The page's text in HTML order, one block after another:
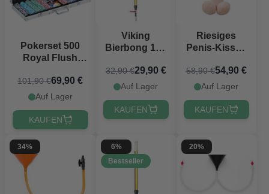
Pokerset 500
Royal Flush
Aluminiumkoffer
Low Stakes
101,90 €69,90 €
Auf Lager
KAUFEN
Viking
Bierbong 100
PartyVikings®
32,90 €29,90 €
Auf Lager
KAUFEN
Riesiges
Penis-Kissen
58,90 €54,90 €
Auf Lager
KAUFEN
34%
6%
Bestseller
20%